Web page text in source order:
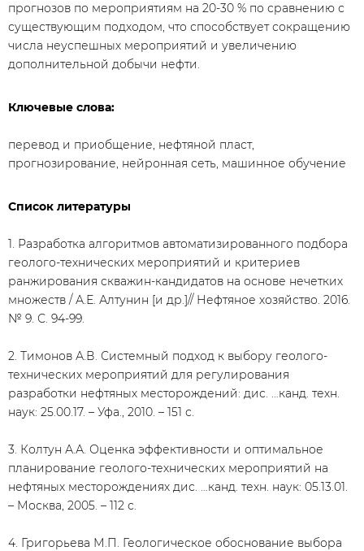
прогнозов по мероприятиям на 20-30 % по сравнению с
существующим подходом, что способствует сокращению
числа неуспешных мероприятий и увеличению
дополнительной добычи нефти.
Ключевые слова:
перевод и приобщение, нефтяной пласт,
прогнозирование, нейронная сеть, машинное обучение
Список литературы
1. Разработка алгоритмов автоматизированного подбора
геолого-технических мероприятий и критериев
ранжирования скважин-кандидатов на основе нечетких
множеств / А.Е. Алтунин [и др.]// Нефтяное хозяйство. 2016.
№ 9. С. 94-99.
2. Тимонов А.В. Системный подход к выбору геолого-
технических мероприятий для регулирования
разработки нефтяных месторождений: дис. …канд. техн.
наук: 25.00.17. – Уфа., 2010. – 151 с.
3. Колтун А.А. Оценка эффективности и оптимальное
планирование геолого-технических мероприятий на
нефтяных месторождениях дис. …канд. техн. наук: 05.13.01.
– Москва, 2005. – 112 с.
4. Григорьева М.П. Геологическое обоснование выбора